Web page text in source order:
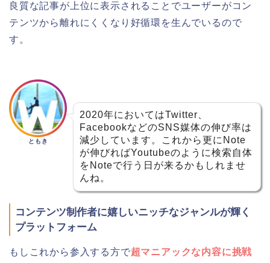
良質な記事が上位に表示されることでユーザーがコン
テンツから離れにくくなり好循環を生んでいるので
す。
ともき
2020年においてはTwitter、
FacebookなどのSNS媒体の伸び率は
減少しています。これから更にNote
が伸びればYoutubeのように検索自体
をNoteで行う日が来るかもしれませ
んね。
コンテンツ制作者に嬉しいニッチなジャンルが輝く
プラットフォーム
もしこれから参入する方で超マニアックな内容に挑戦